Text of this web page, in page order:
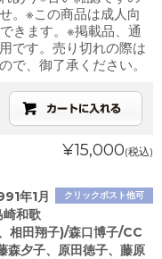
。※この商品は成人向
きます。※掲載品、通
です。売り切れの際は
で、御了承ください。
¥15,000(税込)
クリックポスト他可
年1月
和歌
相田翔子)/森口博子/CC
森夕子、原田徳子、藤原